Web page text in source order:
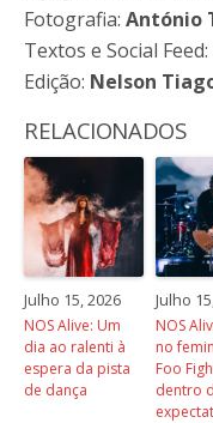
Fotografia: António
Textos e Social
Edição: Nelson
RELACIONADOS
Julho 15, 2026
NOS Alive: Um
dia ao ralenti à
espera da pista
de dança
Julho
NOS
no
Foo
dentro